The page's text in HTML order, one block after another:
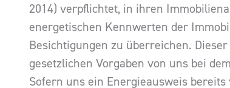
2014) verpflichtet, in ihren
energetischen Kennwerten der
Besichtigungen zu überreichen.
gesetzlichen Vorgaben von uns bei
Sofern uns ein Energieausweis